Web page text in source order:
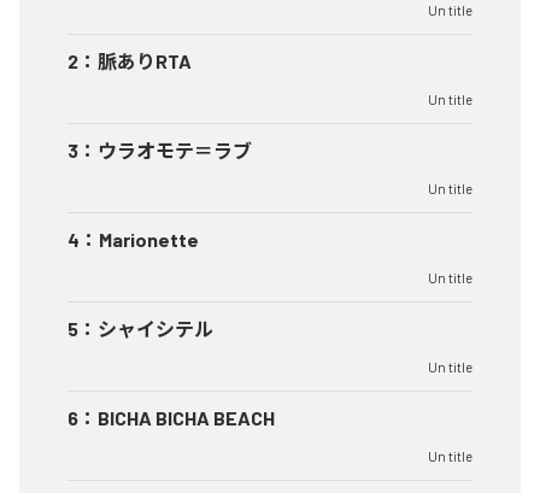
Un title
2 ： 脈ありRTA
Un title
3 ： ウラオモテ＝ラブ
Un title
4 ： Marionette
Un title
5 ： シャイシテル
Un title
6 ： BICHA BICHA BEACH
Un title